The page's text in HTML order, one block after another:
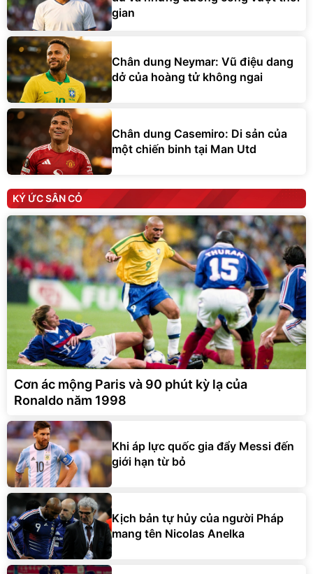
gian
Chân dung Neymar: Vũ điệu dang
dở của hoàng tử không ngai
Chân dung Casemiro: Di sản của
một chiến binh tại Man Utd
KÝ ỨC SÂN CỎ
Cơn ác mộng Paris và 90 phút kỳ lạ của
Ronaldo năm 1998
Khi áp lực quốc gia đẩy Messi đến
giới hạn từ bỏ
Kịch bản tự hủy của người Pháp
mang tên Nicolas Anelka